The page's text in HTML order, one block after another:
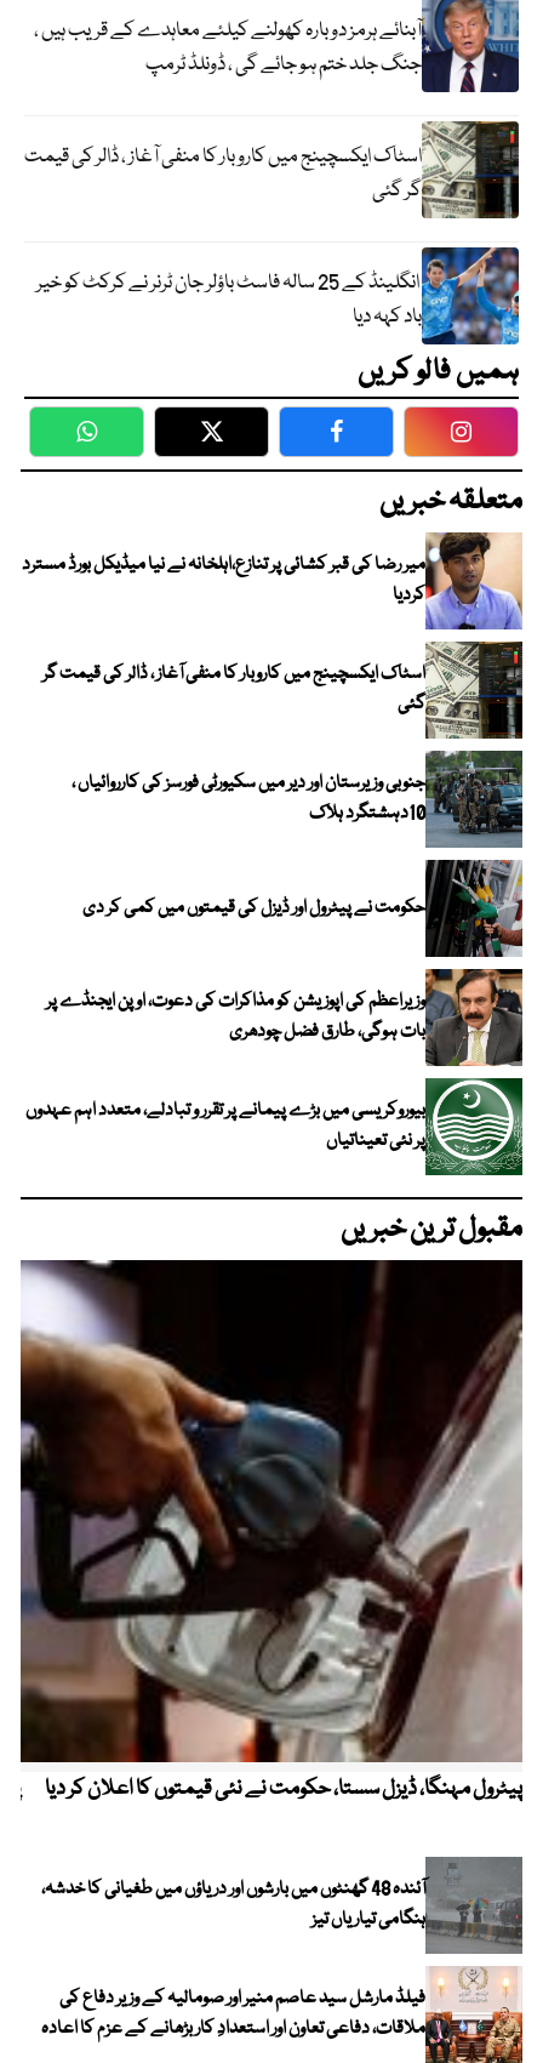
آبنائے ہرمز دوبارہ کھولنے کیلئے معاہدے کے قریب ہیں ،
جنگ جلد ختم ہو جائے گی ، ڈونلڈ ٹرمپ
اسٹاک ایکسچینج میں کاروبار کا منفی آغاز ، ڈالر کی قیمت
گر گئی
انگلینڈ کے 25 سالہ فاسٹ باؤلر جان ٹرنر نے کرکٹ کو خیر
باد کہہ دیا
ہمیں فالو کریں
WhatsApp Twitter Facebook
متعلقہ خبریں
میر رضا کی قبر کشائی پر تنازع،اہلخانہ نے نیا میڈیکل بورڈ مسترد
کردیا
اسٹاک ایکسچینج میں کاروبار کا منفی آغاز ، ڈالر کی قیمت گر
گئی
جنوبی وزیرستان اور دیر میں سکیورٹی فورسز کی کارروائیاں ،
10دہشتگرد ہلاک
حکومت نے پیٹرول اور ڈیزل کی قیمتوں میں کمی کر دی
وزیراعظم کی اپوزیشن کو مذاکرات کی دعوت، اوپن ایجنڈے پر
بات ہوگی، طارق فضل چودھری
بیوروکریسی میں بڑے پیمانے پر تقرر و تبادلے، متعدد اہم عہدوں
پر نئی تعیناتیاں
مقبول ترین خبریں
پیٹرول مہنگا، ڈیزل سستا، حکومت نے نئی قیمتوں کا اعلان کر دیا
آئندہ 48 گھنٹوں میں بارشوں اور دریاؤں میں طغیانی کا خدشہ،
ہنگامی تیاریاں تیز
فیلڈ مارشل سید عاصم منیر اور صومالیہ کے وزیر دفاع کی
ملاقات، دفاعی تعاون اور استعدادِ کار بڑھانے کے عزم کا اعادہ